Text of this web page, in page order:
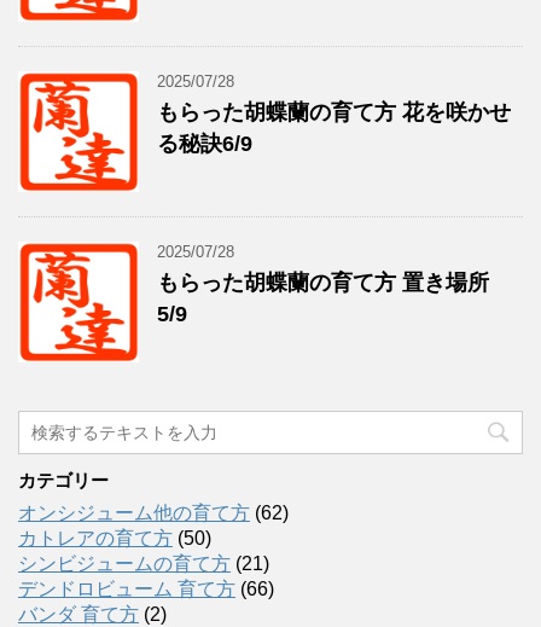
2025/07/28
もらった胡蝶蘭の育て方 花を咲かせ
る秘訣6/9
2025/07/28
もらった胡蝶蘭の育て方 置き場所
5/9
カテゴリー
オンシジューム他の育て方 (62)
カトレアの育て方 (50)
シンビジュームの育て方 (21)
デンドロビューム 育て方 (66)
バンダ 育て方 (2)